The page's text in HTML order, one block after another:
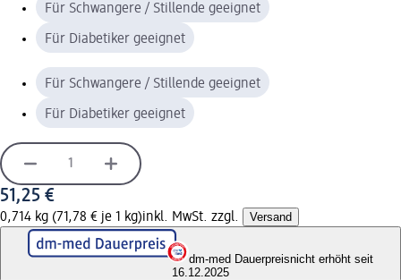
Für Schwangere / Stillende geeignet
Für Diabetiker geeignet
Für Schwangere / Stillende geeignet
Für Diabetiker geeignet
51,25 €
0,714 kg (71,78 € je 1 kg)inkl. MwSt. zzgl. Versand
dm-med Dauerpreisnicht erhöht seit
16.12.2025